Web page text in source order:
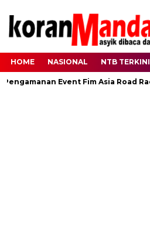
HOME NASIONAL NTB TERKINI
Event Fim Asia Road Racing